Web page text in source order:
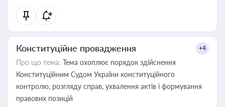
Конституційне провадження +4
Про що тема: Тема охоплює порядок здійснення
Конституційним Судом України конституційного
контролю, розгляду справ, ухвалення актів і формування
правових позицій